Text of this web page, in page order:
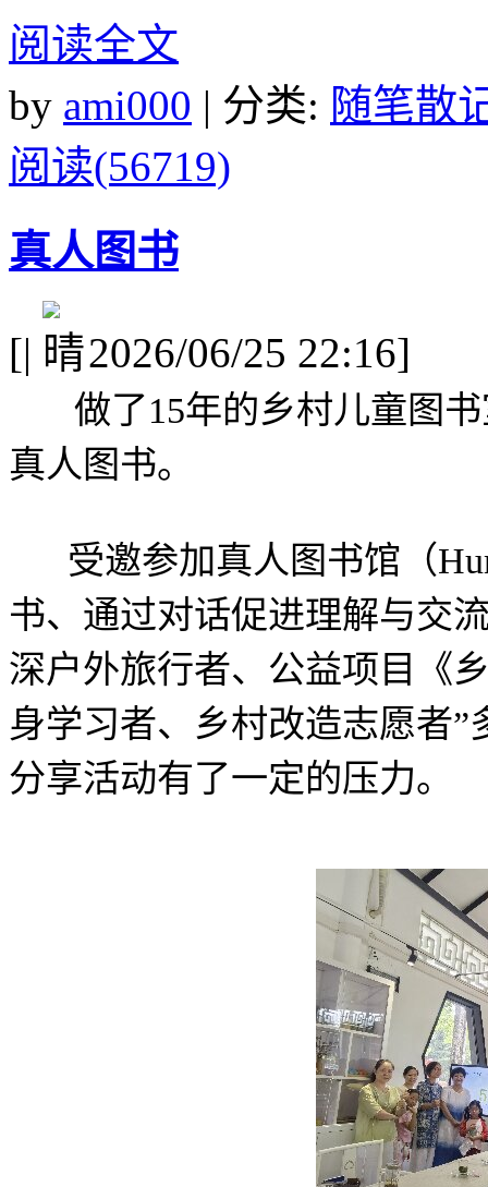
阅读全文
by ami000 | 分类: 随笔散
阅读(56719)
真人图书
[| 2026/06/25 22:16]
做了15年的乡村儿童图
真人图书。
受邀参加真人图书馆（
书、通过对话促进理解与交
深户外旅行者、公益项目《
身学习者、乡村改造志愿者
分享活动有了一定的压力。